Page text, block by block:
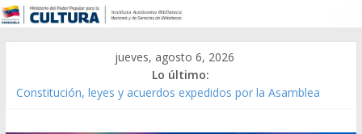
jueves, agosto 6, 2026
Lo último:
Constitución, leyes y acuerdos expedidos por la Asamblea